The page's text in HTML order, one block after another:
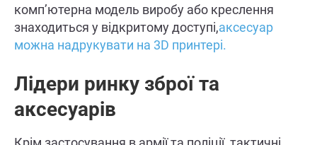
комп’ютерна модель виробу або креслення
знаходиться у відкритому доступі,аксесуар
можна надрукувати на 3D принтері.
Лідери ринку зброї та
аксесуарів